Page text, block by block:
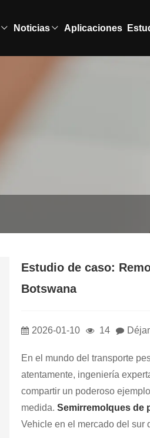
Noticias Aplicaciones
Estudio de caso:
Botswana
2026-01-10 14
En el mundo del transporte
atentamente, ingeniería
compartir un poderoso
medida. Semirremolques de
Vehicle en el mercado del sur